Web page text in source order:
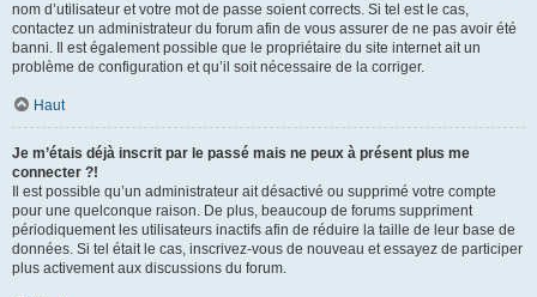
nom d’utilisateur et votre mot de passe soient corrects. Si tel est le cas,
contactez un administrateur du forum afin de vous assurer de ne pas avoir été
banni. Il est également possible que le propriétaire du site internet ait un
problème de configuration et qu’il soit nécessaire de la corriger.
Haut
Je m’étais déjà inscrit par le passé mais ne peux à présent plus me
connecter ?!
Il est possible qu’un administrateur ait désactivé ou supprimé votre compte
pour une quelconque raison. De plus, beaucoup de forums suppriment
périodiquement les utilisateurs inactifs afin de réduire la taille de leur base de
données. Si tel était le cas, inscrivez-vous de nouveau et essayez de participer
plus activement aux discussions du forum.